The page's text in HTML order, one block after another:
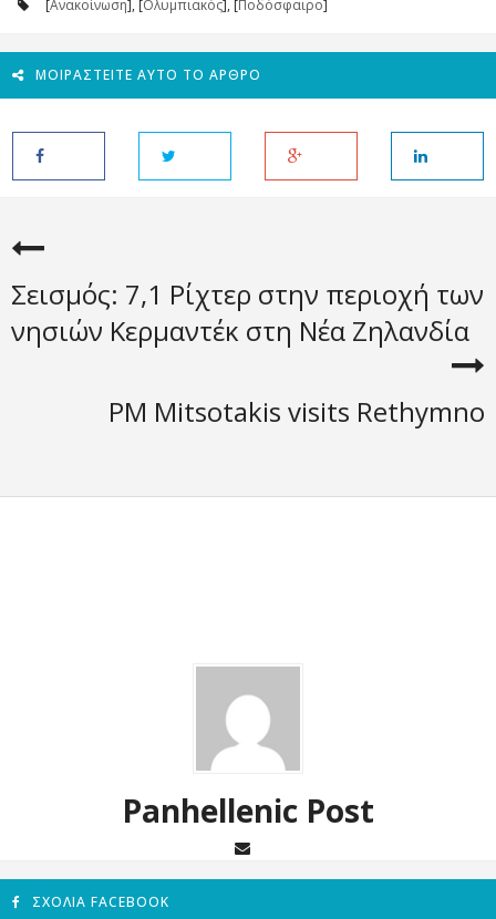
[Ανακοίνωση], [Ολυμπιακός], [Ποδόσφαιρο]
ΜΟΙΡΑΣΤΕΊΤΕ ΑΥΤΌ ΤΟ ΆΡΘΡΟ
Σεισμός: 7,1 Ρίχτερ στην περιοχή των
νησιών Κερμαντέκ στη Νέα Ζηλανδία
PM Mitsotakis visits Rethymno
Panhellenic Post
ΣΧΌΛΙΑ FACEBOOK